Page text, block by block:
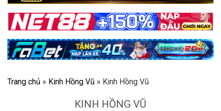
Trang chủ » Kinh Hồng Vũ » Kinh Hồng Vũ
KINH HỒNG VŨ